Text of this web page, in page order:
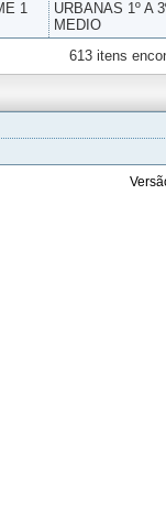
1
URBANAS 1º A
MEDIO
613 itens